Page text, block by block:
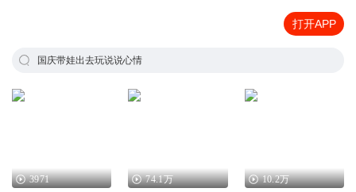
打开APP
国庆带娃出去玩说说心情
3971 74.1万 10.2万